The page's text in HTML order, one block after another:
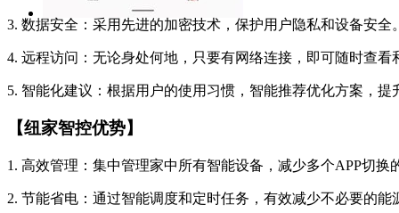
3. 数据安全：采用先进的加密技术，保护用户隐私和设备安全
4. 远程访问：无论身处何地，只要有网络连接，即可随时查看
5. 智能化建议：根据用户的使用习惯，智能推荐优化方案，提
【纽家智控优势】
1. 高效管理：集中管理家中所有智能设备，减少多个APP切换
2. 节能省电：通过智能调度和定时任务，有效减少不必要的能